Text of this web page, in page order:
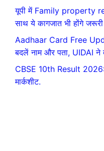
यूपी में Family property
साथ ये कागजात भी होंगे जरूरी
Aadhaar Card Free
बदलें नाम और पता, UIDAI ने
CBSE 10th Result
मार्कशीट.